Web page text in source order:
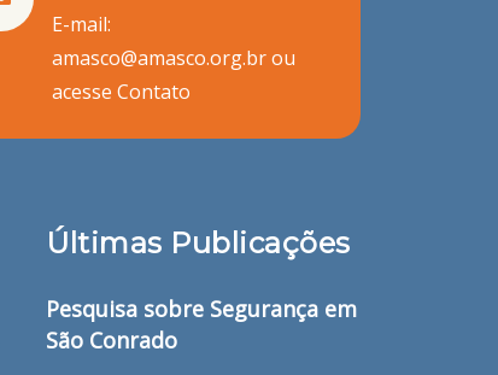
E-mail:
amasco@amasco.org.br ou
acesse Contato
Últimas Publicações
Pesquisa sobre Segurança em
São Conrado